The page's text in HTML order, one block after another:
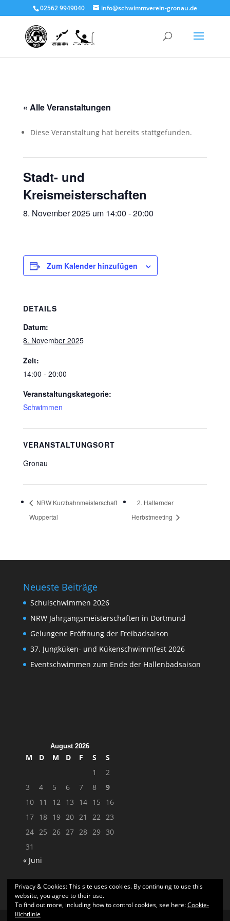
02562 9949040 info@schwimmverein-gronau.de
« Alle Veranstaltungen
Diese Veranstaltung hat bereits stattgefunden.
Stadt- und
Kreismeisterschaften
8. November 2025 um 14:00 -20:00
Zum Kalender hinzufügen
DETAILS
Datum:
8. November 2025
Zeit:
14:00 - 20:00
Veranstaltungskategorie:
Schwimmen
VERANSTALTUNGSORT
Gronau
NRW Kurzbahnmeisterschaft
Wuppertal
2. Halternder
Herbstmeeting
Neueste Beiträge
Schulschwimmen 2026
NRW Jahrgangsmeisterschaften in Dortmund
Gelungene Eröffnung der Freibadsaison
37. Jungküken- und Kükenschwimmfest 2026
Eventschwimmen zum Ende der Hallenbadsaison
August 2026
M D M D F S
S
1
2
3
4 5 6 7 8
9
10 11 12 13 14 15
16
17 18 19 20 21 22 23
24 25 26 27 28 29 30
31
« Juni
Privacy & Cookies: This site uses cookies. By continuing to use this
website, you agree to their use.
To find out more, including how to control cookies, see here:Cookie-
Richtlinie